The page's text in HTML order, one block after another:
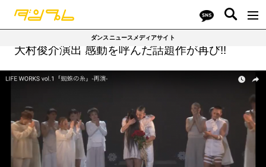
ダンスニュースメディアサイト
大村俊介演出 感動を呼んだ話題作が再び!!